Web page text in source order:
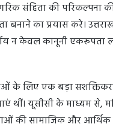
संहिता की परिकल्पना
बनाने का प्रयास करे।
न केवल कानूनी एकरूपता
के लिए एक बड़ा
यूसीसी के माध्यम से,
की सामाजिक और आर्थिक